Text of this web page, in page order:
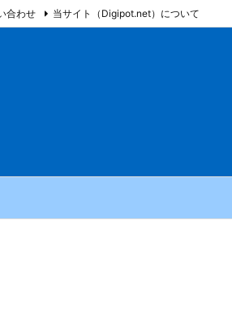
合わせ 当サイト（Digipot.net）について